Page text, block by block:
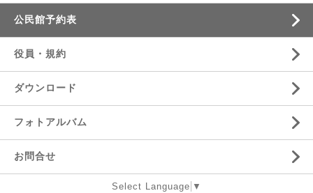
公民館予約表
役員・規約
ダウンロード
フォトアルバム
お問合せ
Select Language ▼